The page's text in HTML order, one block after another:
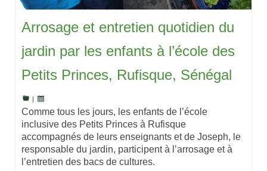
Arrosage et entretien quotidien du
jardin par les enfants à l’école des
Petits Princes, Rufisque, Sénégal
Comme tous les jours, les enfants de l’école
inclusive des Petits Princes à Rufisque
accompagnés de leurs enseignants et de Joseph, le
responsable du jardin, participent à l’arrosage et à
l’entretien des bacs de cultures.